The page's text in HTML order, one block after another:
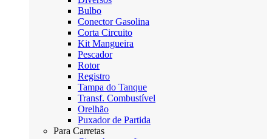
Bulbo
Conector Gasolina
Corta Circuito
Kit Mangueira
Pescador
Rotor
Registro
Tampa do Tanque
Transf. Combustível
Orelhão
Puxador de Partida
Para Carretas